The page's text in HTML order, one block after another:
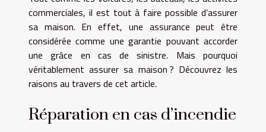
commerciales, il est tout à faire possible d’assurer
sa maison. En effet, une assurance peut être
considérée comme une garantie pouvant accorder
une grâce en cas de sinistre. Mais pourquoi
véritablement assurer sa maison ? Découvrez les
raisons au travers de cet article.
Réparation en cas d’incendie